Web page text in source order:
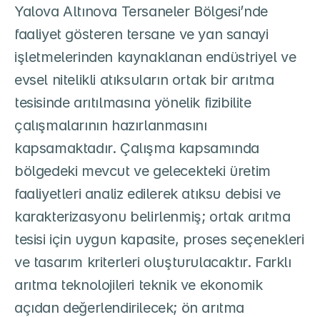
Yalova Altınova Tersaneler Bölgesi’nde
faaliyet gösteren tersane ve yan sanayi
işletmelerinden kaynaklanan endüstriyel ve
evsel nitelikli atıksuların ortak bir arıtma
tesisinde arıtılmasına yönelik fizibilite
çalışmalarının hazırlanmasını
kapsamaktadır. Çalışma kapsamında
bölgedeki mevcut ve gelecekteki üretim
faaliyetleri analiz edilerek atıksu debisi ve
karakterizasyonu belirlenmiş; ortak arıtma
tesisi için uygun kapasite, proses seçenekleri
ve tasarım kriterleri oluşturulacaktır. Farklı
arıtma teknolojileri teknik ve ekonomik
açıdan değerlendirilecek; ön arıtma